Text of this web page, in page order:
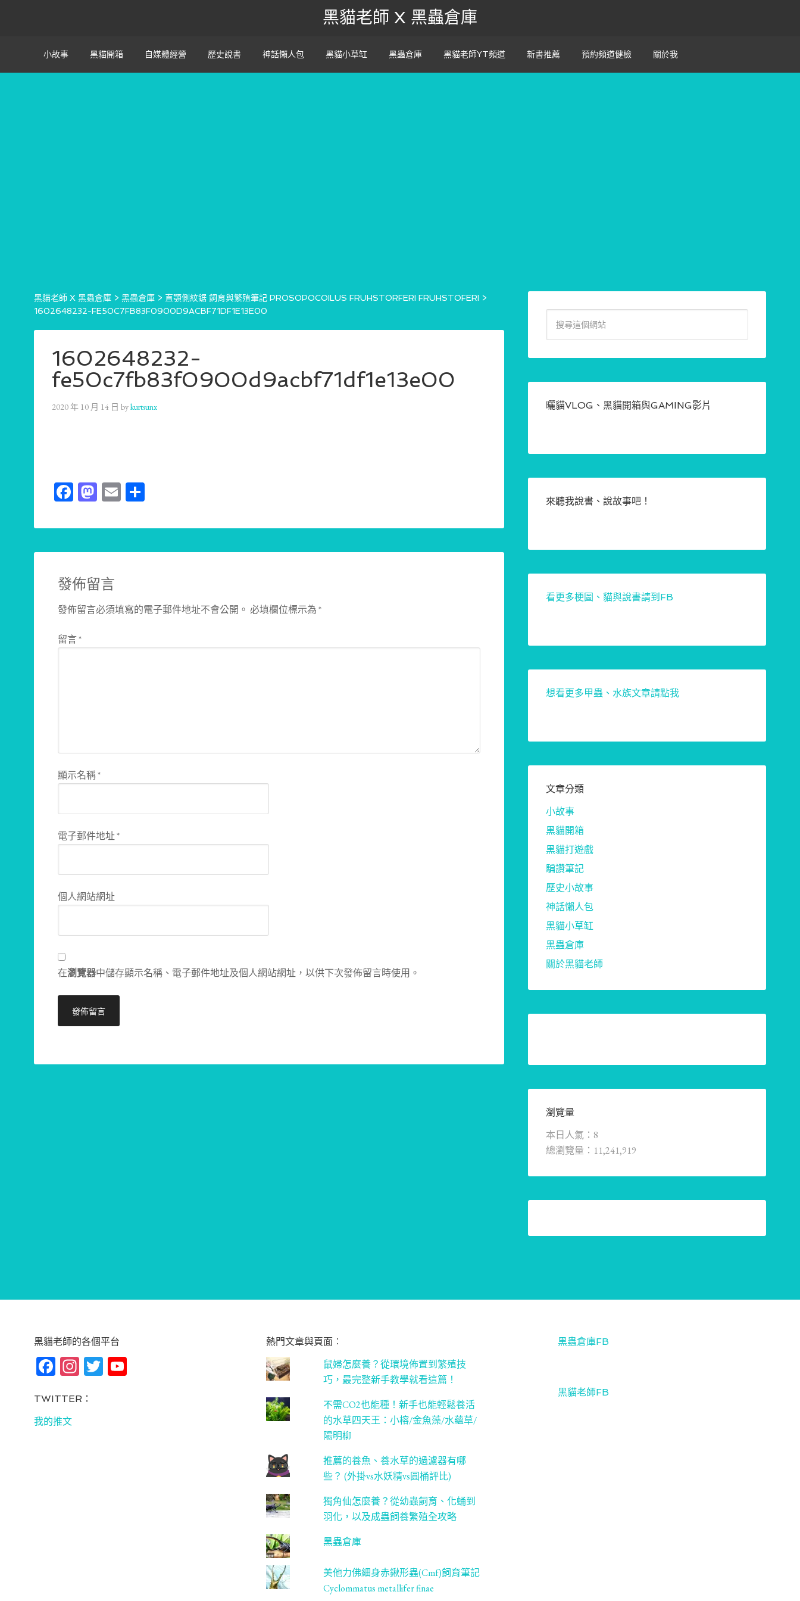
黑貓老師 X 黑蟲倉庫
小故事 黑貓開箱 自媒體經營 歷史說書 神話懶人包 黑貓小草缸 黑蟲倉庫 黑貓老師YT頻道 新書推薦 預約頻道健檢 關於我
黑貓老師 X 黑蟲倉庫 > 黑蟲倉庫 > 直顎側紋鋸 飼育與繁殖筆記 PROSOPOCOILUS FRUHSTORFERI FRUHSTOFERI >
1602648232-FE50C7FB83F0900D9ACBF71DF1E13E00
1602648232-
fe50c7fb83f0900d9acbf71df1e13e00
2020 年 10 月 14 日 bykurtsunx
Facebook
Mastodon
Email
發佈留言
發佈留言必須填寫的電子郵件地址不會公開。 必填欄位標示為*
留言*
顯示名稱*
電子郵件地址*
個人網站網址
在瀏覽器中儲存顯示名稱、電子郵件地址及個人網站網址，以供下次發佈留言時使用。
曬貓VLOG、黑貓開箱與GAMING影片
來聽我說書、說故事吧！
看更多梗圖、貓與說書請到FB
想看更多甲蟲、水族文章請點我
文章分類
小故事
黑貓開箱
黑貓打遊戲
騙讚筆記
歷史小故事
神話懶人包
黑貓小草缸
黑蟲倉庫
關於黑貓老師
瀏覽量
本日人氣：8
總瀏覽量：11,241,919
黑貓老師的各個平台
Fa
bo
ok
In
ag
T
TWITTER：
我的推文
熱門文章與頁面︰
鼠婦怎麼養？從環境佈置到繁殖技
巧，最完整新手教學就看這篇！
不需CO2也能種！新手也能輕鬆養活
的水草四天王：小榕/金魚藻/水蘊草/
陽明柳
推薦的養魚、養水草的過濾器有哪
些？ (外掛vs水妖精vs圓桶評比)
獨角仙怎麼養？從幼蟲飼育、化蛹到
羽化，以及成蟲飼養繁殖全攻略
黑蟲倉庫
美他力佛細身赤鍬形蟲(Cmf)飼育筆記
Cyclommatus metallifer finae
黑蟲倉庫FB
黑貓老師FB